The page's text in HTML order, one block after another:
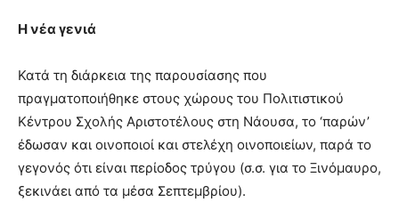
Η νέα γενιά
Κατά τη διάρκεια της παρουσίασης που
πραγματοποιήθηκε στους χώρους του Πολιτιστικού
Κέντρου Σχολής Αριστοτέλους στη Νάουσα, το ‘παρών’
έδωσαν και οινοποιοί και στελέχη οινοποιείων, παρά το
γεγονός ότι είναι περίοδος τρύγου (σ.σ. για το Ξινόμαυρο,
ξεκινάει από τα μέσα Σεπτεμβρίου).